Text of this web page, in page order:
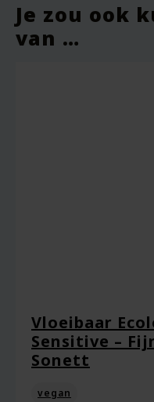
Je zou ook
van …
Vloeibaar
Sensitive –
Sonett
vegan